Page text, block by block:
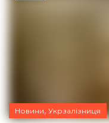
Новини, Укрзалізниця